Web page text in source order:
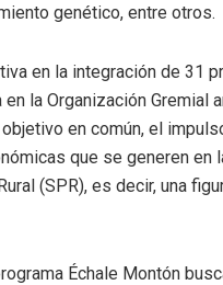
genético, entre otros.
en la integración de 31
la Organización Gremial
en común, el
que se generen en
(SPR), es decir, una
Échale Montón